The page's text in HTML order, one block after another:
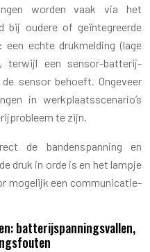
worden vaak via het
bij oudere of geïntegreerde
echte drukmelding (lage
terwijl een sensor-batterij-
sensor behoeft. Ongeveer
in werkplaatsscenario’s
te zijn.
de bandenspanning en
druk in orde is en het lampje
mogelijk een communicatie-
batterijspanningsvallen,